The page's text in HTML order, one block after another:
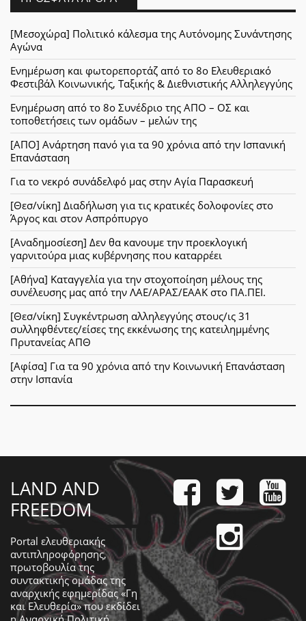
[Μεσοχώρα] Πολιτικό κάλεσμα της Αυτόνομης Συνάντησης
Αγώνα
Ενημέρωση και φωτορεπορτάζ από το 8ο Ελευθεριακό
Φεστιβάλ Κοινωνικής, Ταξικής & Διεθνιστικής Αλληλεγγύης
Ενημέρωση από το 8ο Συνέδριο της ΑΠΟ – ΟΣ και
τοποθετήσεις των ομάδων – μελών της
[ΑΠΟ] Ανάρτηση πανό για τα 90 χρόνια από την Ισπανική
Επανάσταση
Για το νεκρό συνάδελφό μας στην Αγία Παρασκευή
[Θεσ/νίκη] Διαδήλωση για τις κρατικές δολοφονίες στο
Άργος και στον Ασπρόπυργο
[Αναδημοσίεση] Δεν θα κανουμε την προεκλογική
γαρνιτούρα μιας κυβέρνησης που καταρρέει
[Αθήνα] Καταγγελία για την στοχοποίηση μέλους της
συνέλευσης μας από την ΛΑΕ/ΑΡΑΣ/ΕΑΑΚ στο ΠΑ.ΠΕΙ.
[Θεσ/νίκη] Συγκέντρωση αλληλεγγύης στους/ις 31
συλληφθέντες/είσες της εκκένωσης της κατειλημμένης
Πρυτανείας ΑΠΘ
[Αφίσα] Για τα 90 χρόνια από την Κοινωνική Επανάσταση
στην Ισπανία
LAND AND
FREEDOM
Portal ελευθεριακής
αντιπληροφόρησης,
πρωτοβουλία της
συντακτικής ομάδας της
αναρχικής εφημερίδας «Γη
και Ελευθερία» που εκδίδει